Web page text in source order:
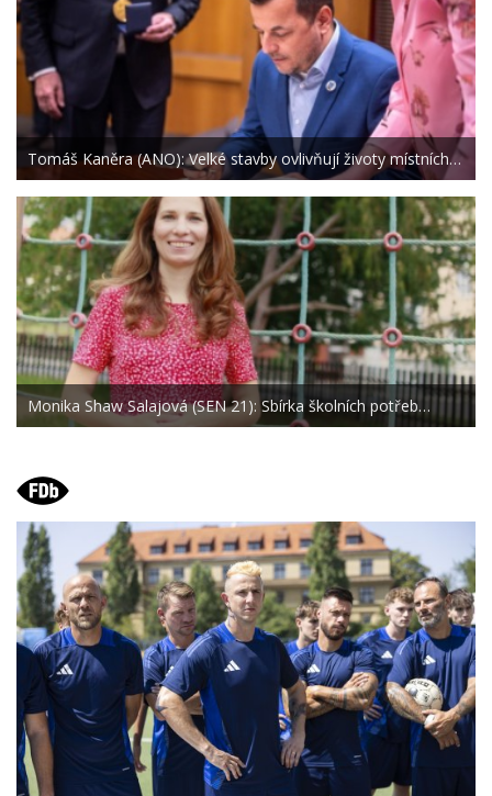
Tomáš Kaněra (ANO): Velké stavby ovlivňují životy místních…
Monika Shaw Salajová (SEN 21): Sbírka školních potřeb…